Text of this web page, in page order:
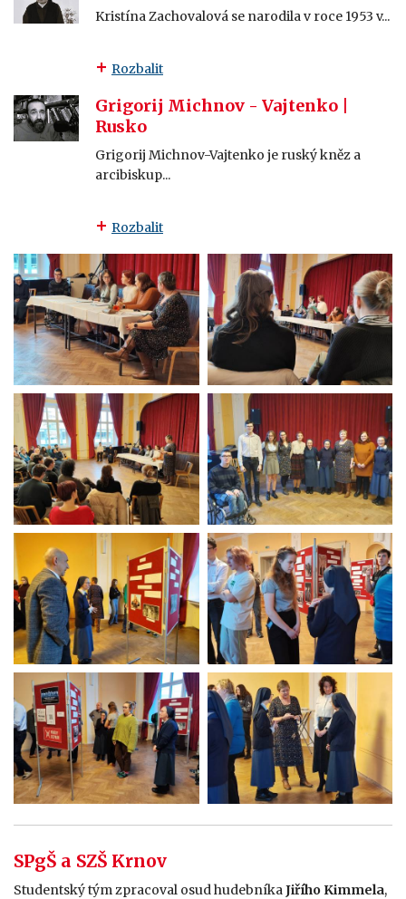
Kristína Zachovalová se narodila v roce 1953 v...
Rozbalit
Grigorij Michnov - Vajtenko |
Rusko
Grigorij Michnov-Vajtenko je ruský kněz a
arcibiskup...
Rozbalit
SPgŠ a SZŠ Krnov
Studentský tým zpracoval osud hudebníkaJiřího Kimmela,